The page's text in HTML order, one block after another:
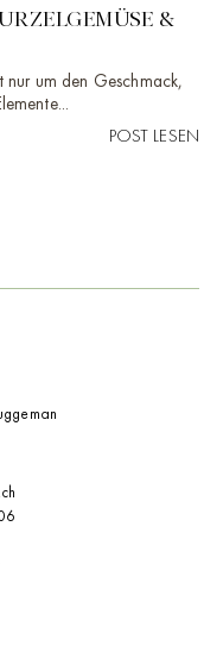
&
nur um den Geschmack,
POST LESEN